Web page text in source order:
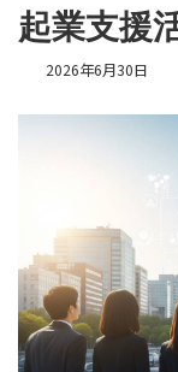
起業支援
2026年6月30日